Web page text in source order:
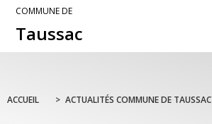
COMMUNE DE
Taussac
ACCUEIL > ACTUALITÉS COMMUNE DE TAUSSAC